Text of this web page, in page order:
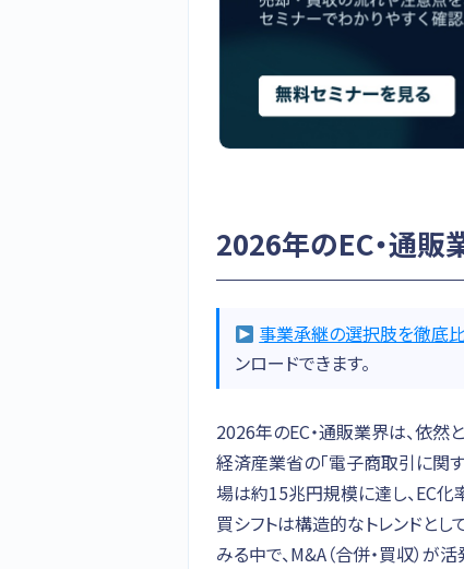
2026年のEC・通
事業承継の選択肢を徹底
ンロードできます。
2026年のEC・通販業界は、依然
経済産業省の「電子商取引に関
場は約15兆円規模に達し、EC化
買シフトは構造的なトレンドと
みる中で、M&A（合併・買収）が